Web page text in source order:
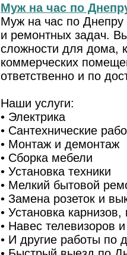
Муж на час по
Муж на час по
и ремонтных задач.
сложности для дома,
коммерческих
ответственно и по
Наши услуги:
• Электрика
• Сантехнические
• Монтаж и демонтаж
• Сборка мебели
• Установка техники
• Мелкий бытовой
• Замена розеток и
• Установка
• Навес телевизоров
• И другие работы по